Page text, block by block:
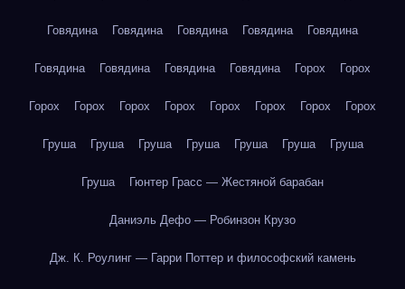
Говядина Говядина Говядина Говядина Говядина
Говядина Говядина Говядина Говядина Горох Горох
Горох Горох Горох Горох Горох Горох Горох Горох
Груша Груша Груша Груша Груша Груша Груша
Груша Гюнтер Грасс — Жестяной барабан
Даниэль Дефо — Робинзон Крузо
Дж. К. Роулинг — Гарри Поттер и философский камень